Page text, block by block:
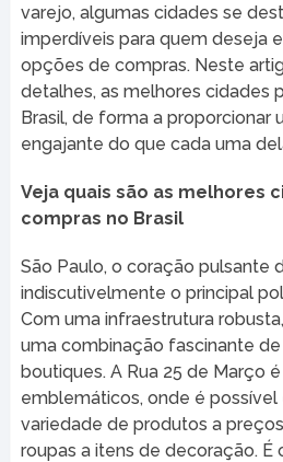
varejo, algumas cidades se
imperdíveis para quem deseja
opções de compras. Neste
detalhes, as melhores cidades
Brasil, de forma a proporcionar
engajante do que cada uma
Veja quais são as melhores
compras no Brasil
São Paulo, o coração pulsante
indiscutivelmente o principal
Com uma infraestrutura
uma combinação fascinante
boutiques. A Rua 25 de Março
emblemáticos, onde é possível
variedade de produtos a
roupas a itens de decoração. É